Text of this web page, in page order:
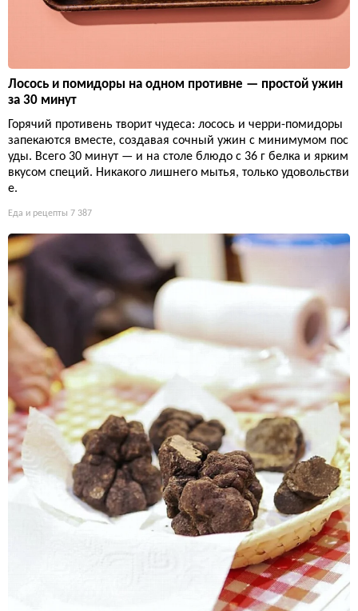
Лосось и помидоры на одном противне — простой ужин
за 30 минут
Горячий противень творит чудеса: лосось и черри-помидоры
запекаются вместе, создавая сочный ужин с минимумом пос
уды. Всего 30 минут — и на столе блюдо с 36 г белка и ярким
вкусом специй. Никакого лишнего мытья, только удовольстви
е.
Еда и рецепты 7 387